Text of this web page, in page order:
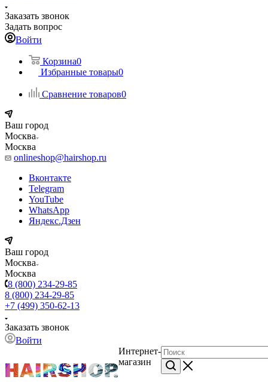
Заказать звонок
Задать вопрос
Войти
Корзина0
Избранные товары0
Сравнение товаров0
Ваш город
Москва
Москва
onlineshop@hairshop.ru
Вконтакте
Telegram
YouTube
WhatsApp
Яндекс.Дзен
Ваш город
Москва
Москва
8 (800) 234-29-85
8 (800) 234-29-85
+7 (499) 350-62-13
Заказать звонок
Войти
Интернет-
магазин